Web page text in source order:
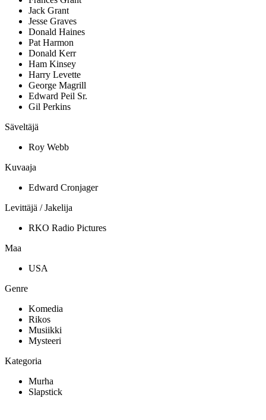
Jack Grant
Jesse Graves
Donald Haines
Pat Harmon
Donald Kerr
Ham Kinsey
Harry Levette
George Magrill
Edward Peil Sr.
Gil Perkins
Säveltäjä
Roy Webb
Kuvaaja
Edward Cronjager
Levittäjä / Jakelija
RKO Radio Pictures
Maa
USA
Genre
Komedia
Rikos
Musiikki
Mysteeri
Kategoria
Murha
Slapstick